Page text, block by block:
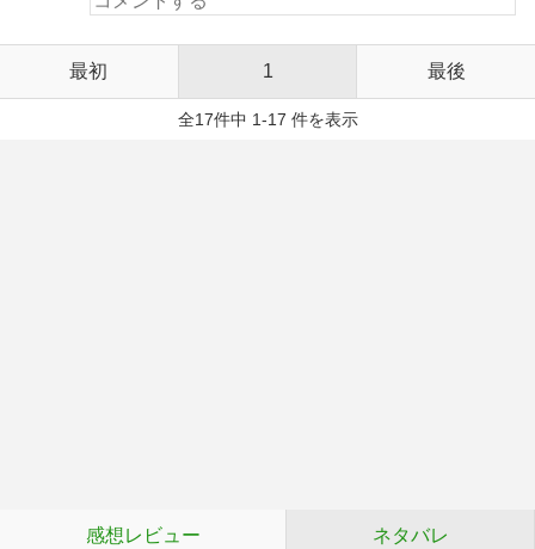
最初 1 最後
全17件中 1-17 件を表示
感想レビュー ネタバレ